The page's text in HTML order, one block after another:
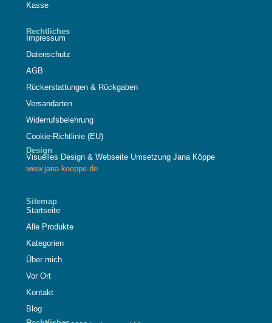
Kasse
Rechtliches
Impressum
Datenschutz
AGB
Rückerstattungen & Rückgaben
Versandarten
Widerrufsbelehrung
Cookie-Richtlinie (EU)
Design
Visuelles Design & Webseite Umsetzung Jana Köppe
www.jana-koeppe.de
Sitemap
Startseite
Alle Produkte
Kategorien
Über mich
Vor Ort
Kontakt
Blog